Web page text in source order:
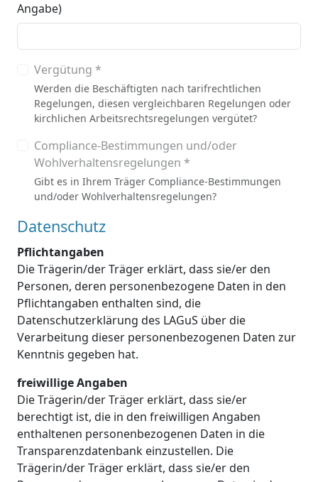
Angabe)
Vergütung *
Werden die Beschäftigten nach tarifrechtlichen
Regelungen, diesen vergleichbaren Regelungen oder
kirchlichen Arbeitsrechtsregelungen vergütet?
Compliance-Bestimmungen und/oder
Wohlverhaltensregelungen *
Gibt es in Ihrem Träger Compliance-Bestimmungen
und/oder Wohlverhaltensregelungen?
Datenschutz
Pflichtangaben
Die Trägerin/der Träger erklärt, dass sie/er den
Personen, deren personenbezogene Daten in den
Pflichtangaben enthalten sind, die
Datenschutzerklärung des LAGuS über die
Verarbeitung dieser personenbezogenen Daten zur
Kenntnis gegeben hat.
freiwillige Angaben
Die Trägerin/der Träger erklärt, dass sie/er
berechtigt ist, die in den freiwilligen Angaben
enthaltenen personenbezogenen Daten in die
Transparenzdatenbank einzustellen. Die
Trägerin/der Träger erklärt, dass sie/er den